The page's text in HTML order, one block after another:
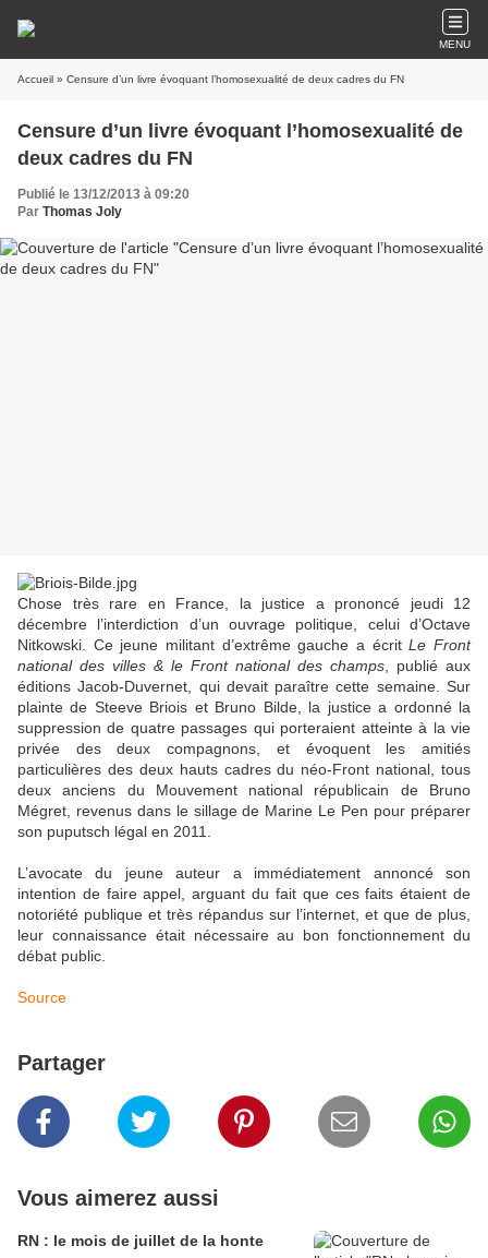
MENU
Accueil » Censure d’un livre évoquant l’homosexualité de deux cadres du FN
Censure d’un livre évoquant l’homosexualité de
deux cadres du FN
Publié le 13/12/2013 à 09:20
Par Thomas Joly
Chose très rare en France, la justice a prononcé jeudi 12
décembre l’interdiction d’un ouvrage politique, celui d’Octave
Nitkowski. Ce jeune militant d’extrême gauche a écritLe Front
national des villes & le Front national des champs , publié aux
éditions Jacob-Duvernet, qui devait paraître cette semaine. Sur
plainte de Steeve Briois et Bruno Bilde, la justice a ordonné la
suppression de quatre passages qui porteraient atteinte à la vie
privée des deux compagnons, et évoquent les amitiés
particulières des deux hauts cadres du néo-Front national, tous
deux anciens du Mouvement national républicain de Bruno
Mégret, revenus dans le sillage de Marine Le Pen pour préparer
son puputsch légal en 2011.
L’avocate du jeune auteur a immédiatement annoncé son
intention de faire appel, arguant du fait que ces faits étaient de
notoriété publique et très répandus sur l’internet, et que de plus,
leur connaissance était nécessaire au bon fonctionnement du
débat public.
Source
Partager
Vous aimerez aussi
RN : le mois de juillet de la honte